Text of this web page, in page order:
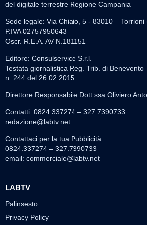
del digitale terrestre Regione Campania
Sede legale: Via Chiaio, 5 - 83010 – Torrioni
P.IVA 02757950643
Oscr. R.E.A. AV N.181151
Editore: Consulservice S.r.l.
Testata giornalistica Reg. Trib. di Benevento
n. 244 del 26.02.2015
Direttore Responsabile Dott.ssa Oliviero
Contatti: 0824.337274 – 327.7390733
redazione@labtv.net
Contattaci per la tua Pubblicità:
0824.337274 – 327.7390733
email: commerciale@labtv.net
LABTV
Palinsesto
Privacy Policy